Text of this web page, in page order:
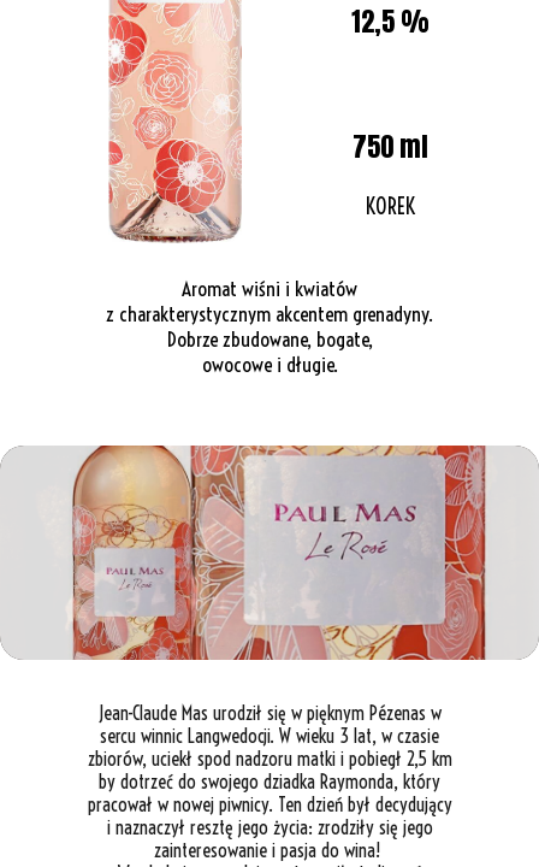
Jean-Claude Mas urodził się w pięknym Pézenas w
sercu winnic Langwedocji. W wieku 3 lat, w czasie
zbiorów, uciekł spod nadzoru matki i pobiegł 2,5 km
by dotrzeć do swojego dziadka Raymonda, który
pracował w nowej piwnicy. Ten dzień był decydujący
i naznaczył resztę jego życia: zrodziły się jego
zainteresowanie i pasja do wina!
KOREK
750 ml
12,5 %
Aromat wiśni i kwiatów
z charakterystycznym akcentem grenadyny.
Dobrze zbudowane, bogate,
owocowe i długie.